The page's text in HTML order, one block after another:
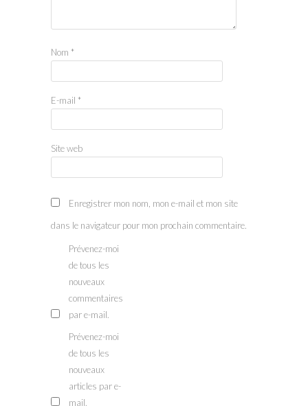
Nom *
E-mail *
Site web
Enregistrer mon nom, mon e-mail et mon site
dans le navigateur pour mon prochain commentaire.
Prévenez-moi
de tous les
nouveaux
commentaires
par e-mail.
Prévenez-moi
de tous les
nouveaux
articles par e-
mail.